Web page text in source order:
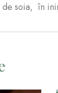
soia, în